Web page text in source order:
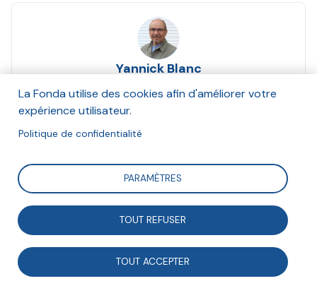
Yannick Blanc
Juin 2013
Éditorial de la Tribune Fonda n°218
La Fonda utilise des cookies afin d'améliorer votre
expérience utilisateur.
Politique de confidentialité
PARAMÈTRES
TOUT REFUSER
TOUT ACCEPTER